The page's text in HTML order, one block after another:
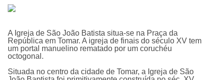
A Igreja de São João Batista situa-se na Praça da
República em Tomar. A igreja de finais do século XV tem
um portal manuelino rematado por um coruchéu
octogonal.
Situada no centro da cidade de Tomar, a Igreja de São